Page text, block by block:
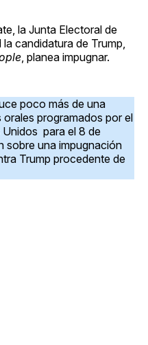
la Junta Electoral de
candidatura de Trump,
, planea impugnar.
poco más de una
programados por el
Unidos para el 8 de
sobre una impugnación
Trump procedente de